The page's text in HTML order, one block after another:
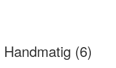
Handmatig (6)